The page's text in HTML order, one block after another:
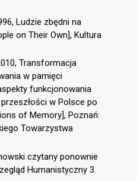
Ludzie zbędni na
on Their Own], Kultura
Transformacja
w pamięci
funkcjonowania
w Polsce po
of Memory], Poznań:
Towarzystwa
czytany ponownie
Humanistyczny 3.